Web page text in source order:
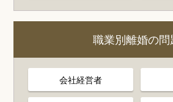
職業別離婚の問
会社経営者